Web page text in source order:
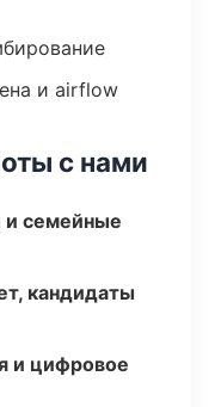
и airflow
с нами
и семейные
кандидаты
и цифровое